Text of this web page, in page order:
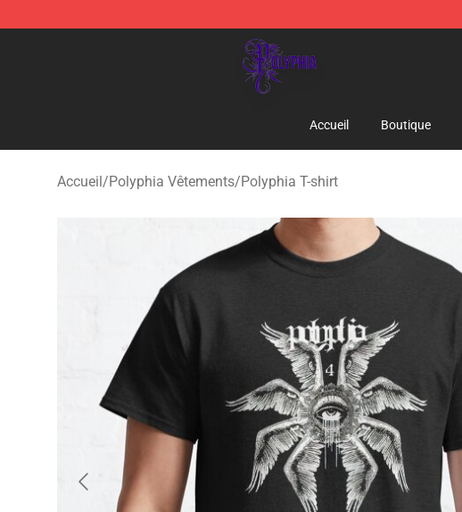
Polyphia Shop - Official Polyphia Merchandise Store
Accueil Boutique
Accueil/Polyphia Vêtements/Polyphia T-shirt